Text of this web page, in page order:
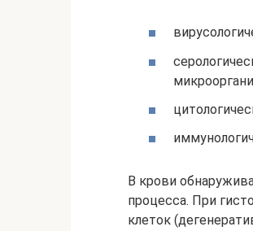
В крови
процесса. При
клеток